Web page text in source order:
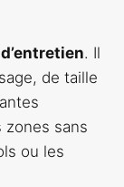
. Il
de taille
sans
ou les